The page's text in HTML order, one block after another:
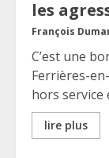
les
François
C’est une
Ferrières-
hors service
lire plus